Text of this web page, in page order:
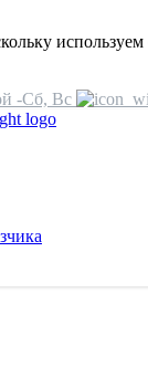
-Сб, Вс